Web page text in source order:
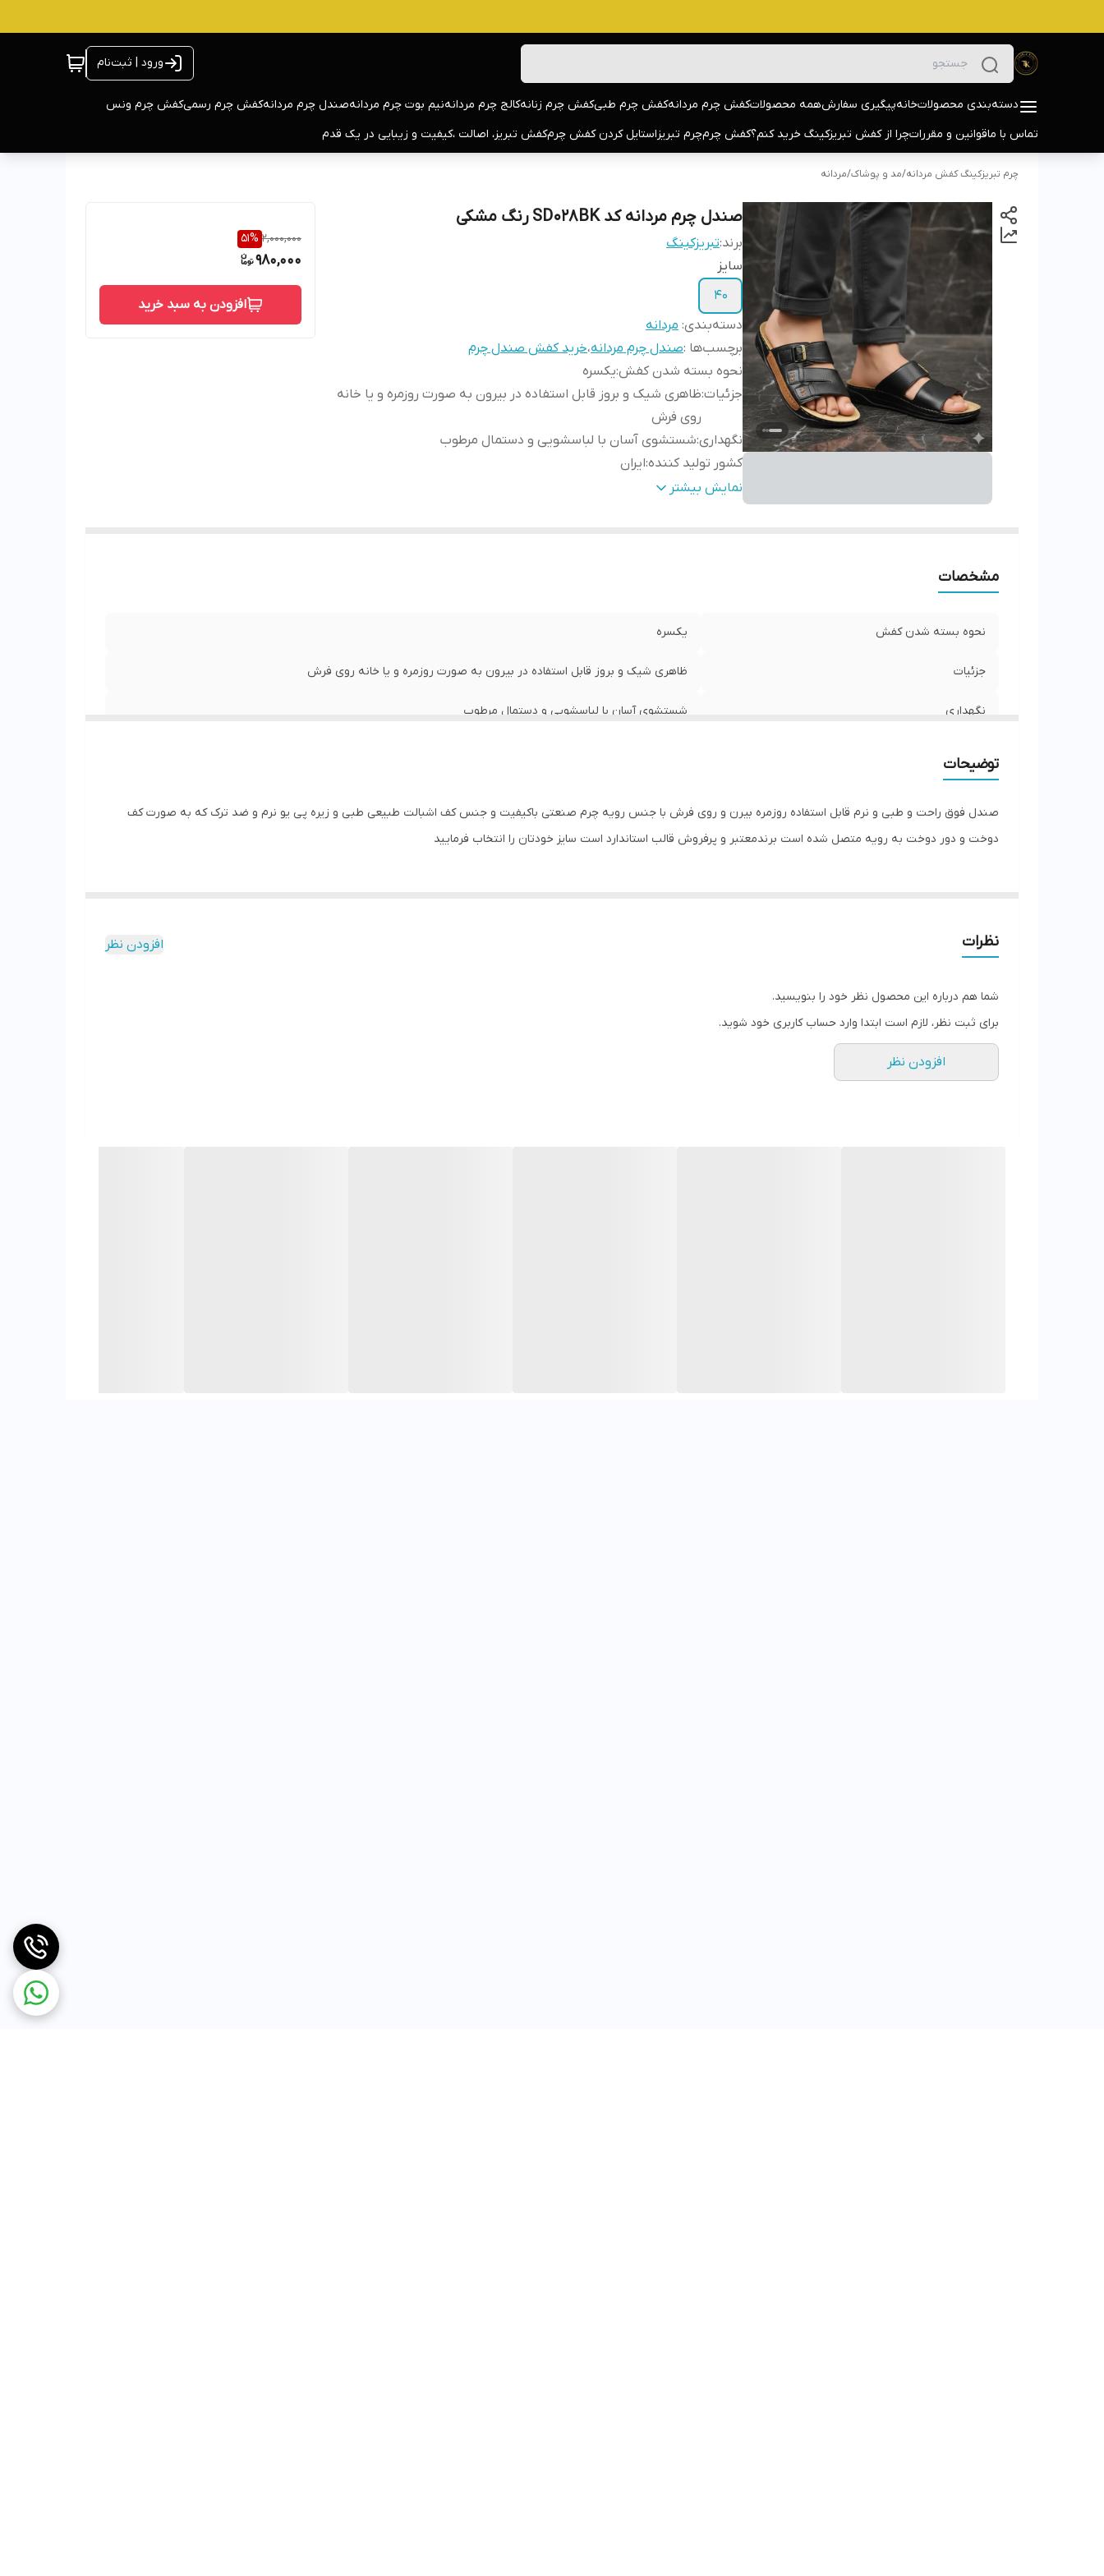
ورود | ثبت‌نام
دسته‌بندی محصولاتخانهپیگیری سفارشهمه محصولاتکفش چرم مردانهکفش چرم طبیکفش چرم زنانهکالج چرم مردانهنیم بوت چرم مردانهصندل چرم مردانهکفش چرم رسمیکفش چرم ونس
تماس با ماقوانین و مقرراتچرا از کفش تبریزکینگ خرید کنم؟کفش چرمچرم تبریزاستایل کردن کفش چرمکفش تبریز، اصالت ،کیفیت و زیبایی در یک قدم
چرم تبریزکینگ کفش مردانه/مد و پوشاک/مردانه
صندل چرم مردانه کد SD028BK رنگ مشکی
برند:تبریزکینگ
سایز
40
دسته‌بندی: مردانه
برچسب‌ها :صندل چرم مردانه،خرید کفش صندل چرم
نحوه بسته شدن کفش:یکسره
جزئیات:ظاهری شیک و بروز قابل استفاده در بیرون به صورت روزمره و یا خانه
روی فرش
نگهداری:شستشوی آسان با لباسشویی و دستمال مرطوب
کشور تولید کننده:ایران
جنس چرم مصنوعی
نمایش بیشتر
2,000,000
51%
980,000
افزودن به سبد خرید
مشخصات
نحوه بسته شدن کفش یکسره
جزئیات ظاهری شیک و بروز قابل استفاده در بیرون به صورت روزمره و یا خانه روی فرش
نگهداری شستشوی آسان با لباسشویی و دستمال مرطوب
توضیحات
صندل فوق راحت و طبی و نرم قابل استفاده روزمره بیرن و روی فرش با جنس رویه چرم صنعتی باکیفیت و جنس کف اشبالت طبیعی طبی و زیره پی یو نرم و ضد ترک که به صورت کف
دوخت و دور دوخت به رویه متصل شده است برندمعتبر و پرفروش قالب استاندارد است سایز خودتان را انتخاب فرمایید
نظرات افزودن نظر
شما هم درباره این محصول نظر خود را بنویسید.
برای ثبت نظر، لازم است ابتدا وارد حساب کاربری خود شوید.
افزودن نظر